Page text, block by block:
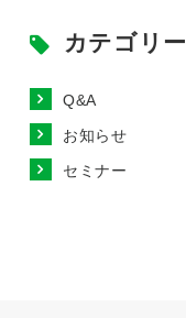
カテゴリー
Q&A
お知らせ
セミナー